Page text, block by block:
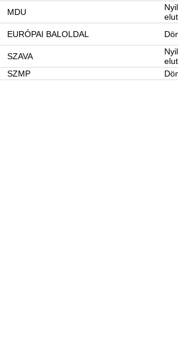
MDU
EURÓPAI BALOLDAL
SZAVA
SZMP